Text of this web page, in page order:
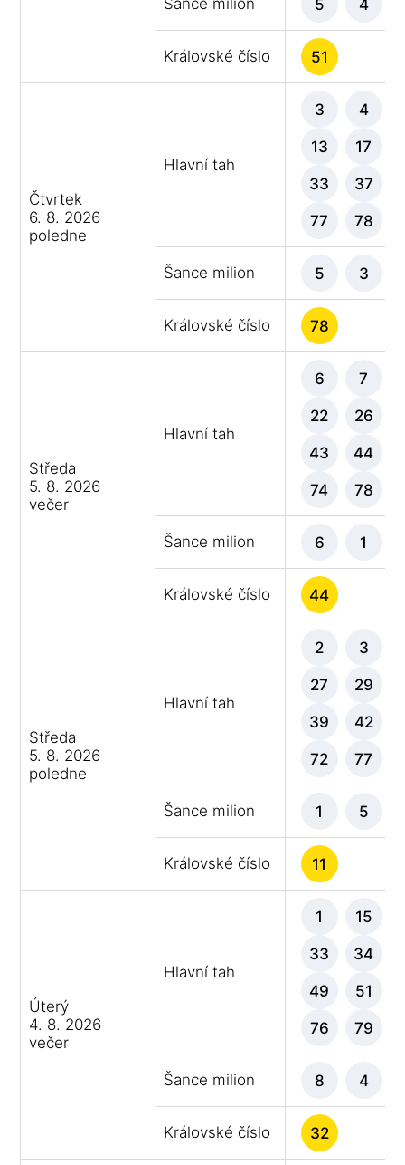
5 4
Královské číslo 51
Čtvrtek
6. 8. 2026
poledne
Hlavní tah
3 4
13 17
33 37
77 78
Šance milion 5 3
Královské číslo 78
Středa
5. 8. 2026
večer
Hlavní tah
6 7
22 26
43 44
74 78
Šance milion 6 1
Královské číslo 44
Středa
5. 8. 2026
poledne
Hlavní tah
2 3
27 29
39 42
72 77
Šance milion 1 5
Královské číslo 11
Úterý
4. 8. 2026
večer
Hlavní tah
1 15
33 34
49 51
76 79
Šance milion 8 4
Královské číslo 32